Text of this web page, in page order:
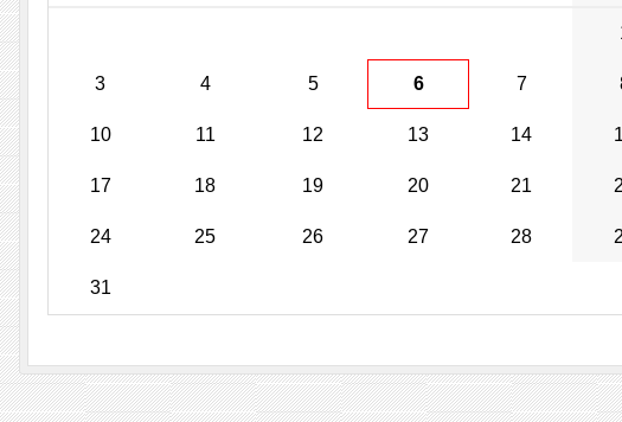
3 4 5 6 7
10 11 12 13 14
17 18 19 20 21
24 25 26 27 28
31